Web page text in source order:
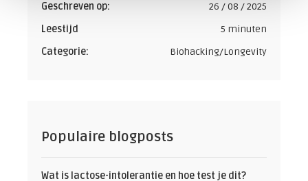
Geschreven op:
26 / 08 / 2025
Leestijd
5 minuten
Categorie:
Biohacking/Longevity
Populaire blogposts
Wat is lactose-intolerantie en hoe test je dit?